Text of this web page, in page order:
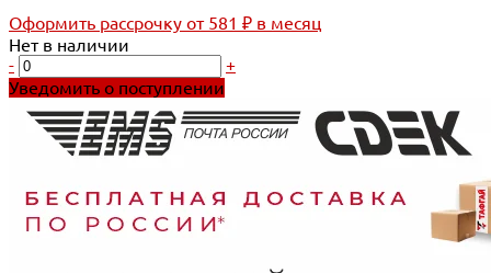
Оформить рассрочку от 581 ₽ в месяц
Нет в наличии
-
+
Уведомить о поступлении